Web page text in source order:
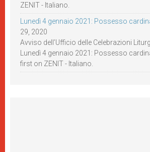
ZENIT - Italiano.
Lunedì 4 gennaio 2021: Possesso
29, 2020
Avviso dell’Ufficio delle Celebrazioni
Lunedì 4 gennaio 2021: Possesso
first on ZENIT - Italiano.